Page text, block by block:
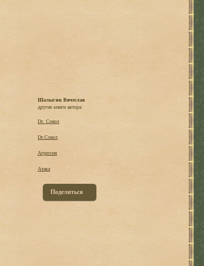
Шалыгин Вячеслав
другие книги автора:
Dr. Сокол
Dr.Сокол
Агрессия
Атака
Поделиться